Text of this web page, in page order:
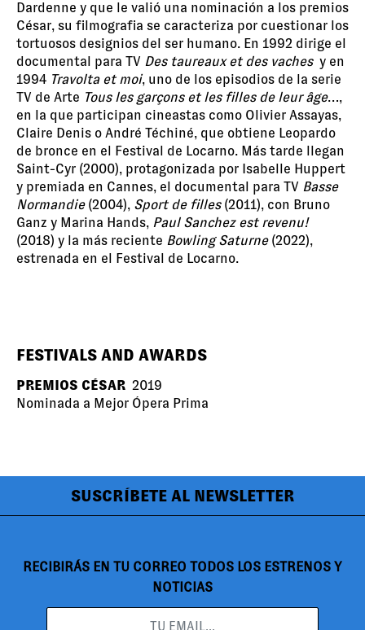
Dardenne y que le valió una nominación a los premios
César, su filmografia se caracteriza por cuestionar los
tortuosos designios del ser humano. En 1992 dirige el
documental para TV Des taureaux et des vaches y en
1994 Travolta et moi, uno de los episodios de la serie
TV de Arte Tous les garçons et les filles de leur âge…,
en la que participan cineastas como Olivier Assayas,
Claire Denis o André Téchiné, que obtiene Leopardo
de bronce en el Festival de Locarno. Más tarde llegan
Saint-Cyr (2000), protagonizada por Isabelle Huppert
y premiada en Cannes, el documental para TV Basse
Normandie (2004), Sport de filles(2011), con Bruno
Ganz y Marina Hands, Paul Sanchez est revenu!
(2018) y la más reciente Bowling Saturne (2022),
estrenada en el Festival de Locarno.
FESTIVALS AND AWARDS
PREMIOS CÉSAR 2019
Nominada a Mejor Ópera Prima
SUSCRÍBETE AL NEWSLETTER
RECIBIRÁS EN TU CORREO TODOS LOS ESTRENOS Y
NOTICIAS